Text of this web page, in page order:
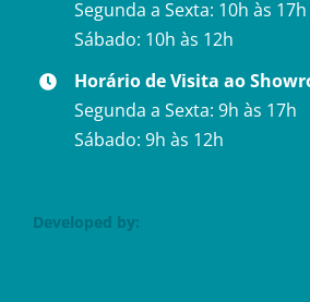
Segunda a Sexta: 10h às 17h
Sábado: 10h às 12h
Horário de Visita ao
Segunda a Sexta: 9h às 17h
Sábado: 9h às 12h
Developed by: